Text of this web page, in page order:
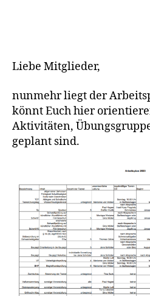
Liebe Mitglieder,
nunmehr liegt der
könnt Euch hier
Aktivitäten,
geplant sind.